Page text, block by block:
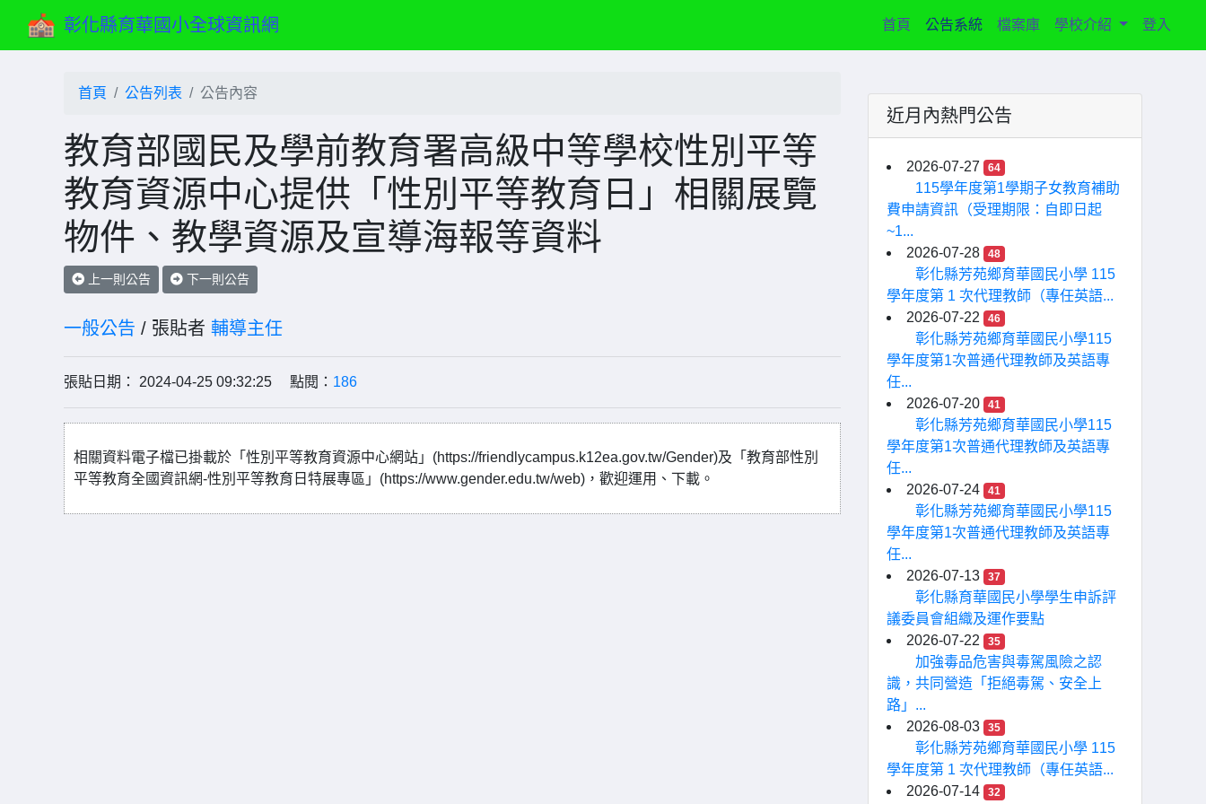
彰化縣育華國小全球資訊網 首頁 (current)
公告系統 檔案庫 學校介紹 登入
首頁 公告列表 公告內容
教育部國民及學前教育署高級中等學校性別平等
教育資源中心提供「性別平等教育日」相關展覽
物件、教學資源及宣導海報等資料
上一則公告 下一則公告
一般公告 / 張貼者 輔導主任
張貼日期： 2024-04-25 09:32:25 點閱： 186
相關資料電子檔已掛載於「性別平等教育資源中心網站」(https://friendlycampus.k12ea.gov.tw/Gender)及「教育部性別
平等教育全國資訊網-性別平等教育日特展專區」(https://www.gender.edu.tw/web)，歡迎運用、下載。
近月內熱門公告
2026-07-27 64
115學年度第1學期子女教育補助
費申請資訊（受理期限：自即日起
~1...
2026-07-28
48
彰化縣芳苑鄉育華國民小學 115
學年度第 1 次代理教師（專任英語...
2026-07-22
46
彰化縣芳苑鄉育華國民小學115
學年度第1次普通代理教師及英語專
任...
2026-07-20
41
彰化縣芳苑鄉育華國民小學115
學年度第1次普通代理教師及英語專
任...
2026-07-24
41
彰化縣芳苑鄉育華國民小學115
學年度第1次普通代理教師及英語專
任...
2026-07-13
37
彰化縣育華國民小學學生申訴評
議委員會組織及運作要點
2026-07-22
35
加強毒品危害與毒駕風險之認
識，共同營造「拒絕毒駕、安全上
路」...
2026-08-03
35
彰化縣芳苑鄉育華國民小學 115
學年度第 1 次代理教師（專任英語...
2026-07-14
32